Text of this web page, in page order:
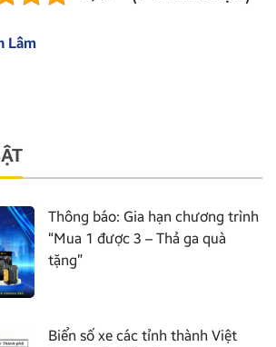
Lâm
Thông báo: Gia hạn chương trình
“Mua 1 được 3 – Thả ga quà
tặng”
Biển số xe các tỉnh thành Việt